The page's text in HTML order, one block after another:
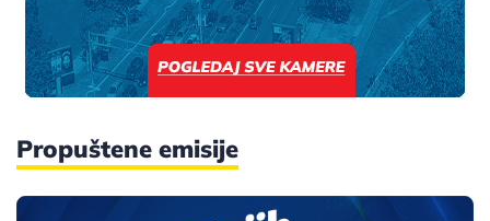
Propuštene emisije